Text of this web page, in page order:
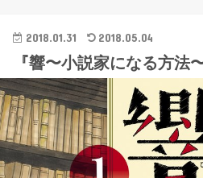
2018.01.31 2018.05.04
『響〜小説家になる方法